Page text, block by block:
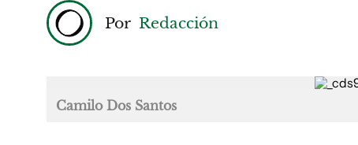
Por Redacción
Camilo Dos Santos